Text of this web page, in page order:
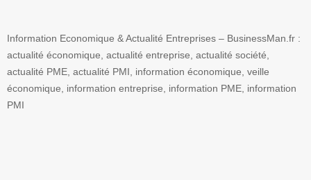
Information Economique & Actualité Entreprises – BusinessMan.fr :
actualité économique, actualité entreprise, actualité société,
actualité PME, actualité PMI, information économique, veille
économique, information entreprise, information PME, information
PMI